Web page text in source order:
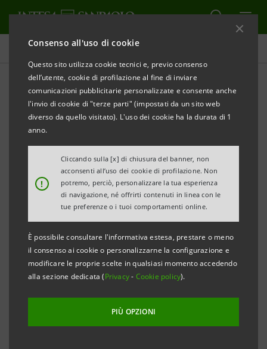
Consenso all'uso di cookie
Questo sito utilizza cookie tecnici e, previo consenso
dell’utente, cookie di profilazione al fine di inviare
comunicazioni pubblicitarie personalizzate e consente anche
l'invio di cookie di "terze parti" (impostati da un sito web
diverso da quello visitato). L'uso dei cookie ha la durata di 1
anno.
!
Cliccando sulla [x] di chiusura del banner, non
acconsenti all’uso dei cookie di profilazione. Non
potremo, perciò, personalizzare la tua esperienza
di navigazione, né offrirti contenuti in linea con le
tue preferenze o i tuoi comportamenti online.
È possibile consultare l'informativa estesa, prestare o meno
il consenso ai cookie o personalizzarne la configurazione e
modificare le proprie scelte in qualsiasi momento accedendo
alla sezione dedicata (Privacy- Cookie policy).
PIÙ OPZIONI
Tutti i progetti
CULTURA
Apertura straordinaria con
mostra al grattacielo